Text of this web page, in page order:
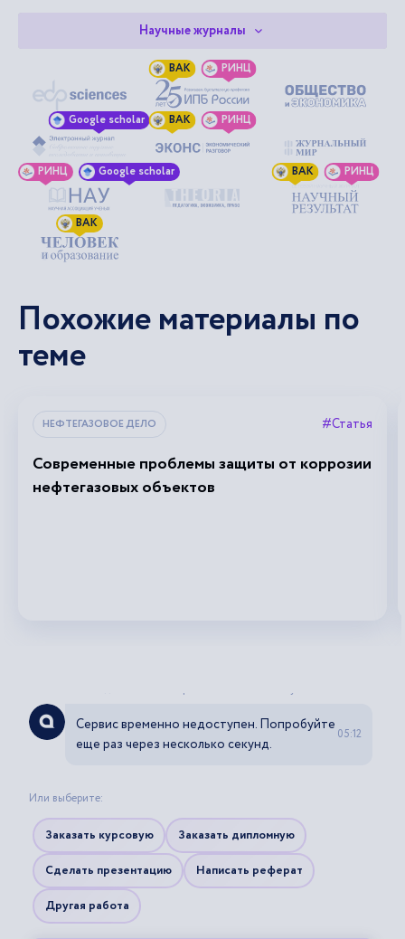
Научные журналы
ВАК РИНЦ
Google scholar ВАК РИНЦ
РИНЦ Google scholar ВАК РИНЦ
ВАК
Похожие материалы по
теме
НЕФТЕГАЗОВОЕ ДЕЛО #Статья
Современные проблемы защиты от коррозии
нефтегазовых объектов